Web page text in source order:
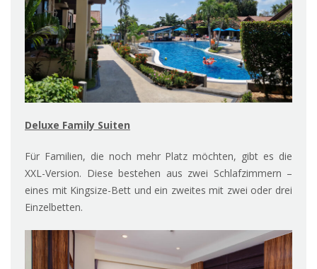
Deluxe Family Suiten
Für Familien, die noch mehr Platz möchten, gibt es die
XXL-Version. Diese bestehen aus zwei Schlafzimmern –
eines mit Kingsize-Bett und ein zweites mit zwei oder drei
Einzelbetten.